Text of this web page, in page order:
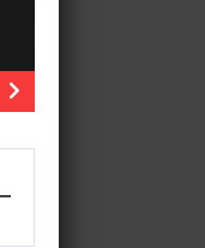
Games Done Quick